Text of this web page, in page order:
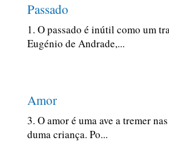
Passado
1. O passado é inútil como um
Eugénio de Andrade,...
Amor
3. O amor é uma ave a tremer
duma criança. Po...